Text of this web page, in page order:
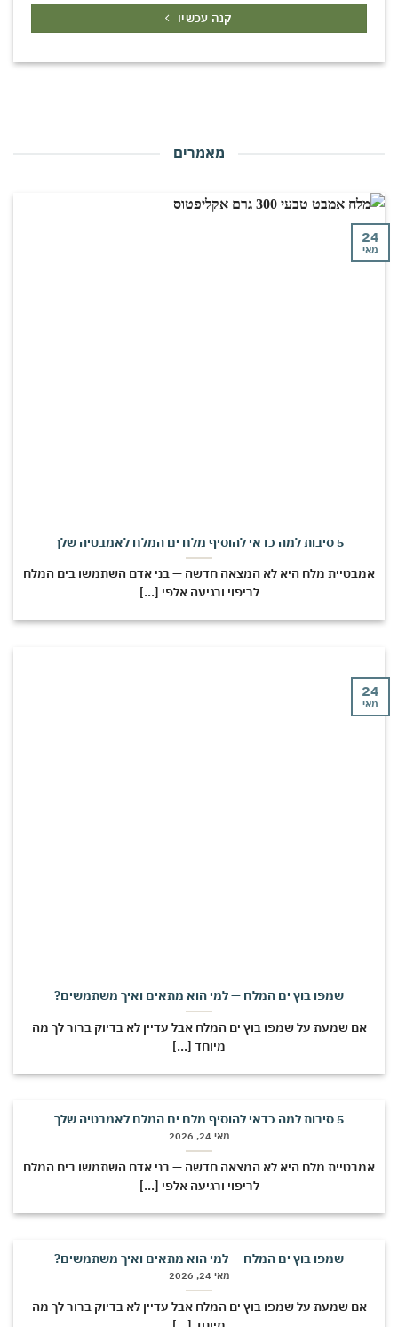
קנה עכשיו
מאמרים
5 סיבות למה כדאי להוסיף מלח ים המלח לאמבטיה שלך
אמבטיית מלח היא לא המצאה חדשה — בני אדם השתמשו בים המלח
לריפוי ורגיעה אלפי [...]
24
מאי
שמפו בוץ ים המלח — למי הוא מתאים ואיך משתמשים?
אם שמעת על שמפו בוץ ים המלח אבל עדיין לא בדיוק ברור לך מה
מיוחד [...]
24
מאי
5 סיבות למה כדאי להוסיף מלח ים המלח לאמבטיה שלך
מאי 24, 2026
אמבטיית מלח היא לא המצאה חדשה — בני אדם השתמשו בים המלח
לריפוי ורגיעה אלפי [...]
שמפו בוץ ים המלח — למי הוא מתאים ואיך משתמשים?
מאי 24, 2026
אם שמעת על שמפו בוץ ים המלח אבל עדיין לא בדיוק ברור לך מה